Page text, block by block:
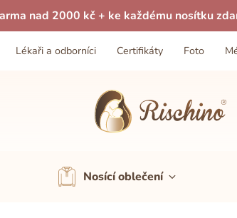
nad 2000 kč + ke každému nosítku
Lékaři a odborníci Certifikáty Foto
Nosící oblečení